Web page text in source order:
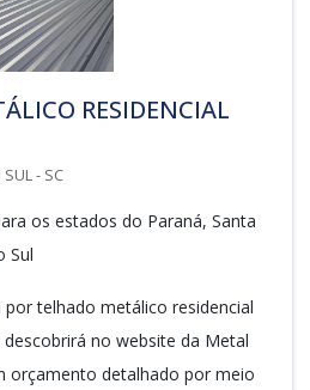
RESIDENCIAL
- SC
os estados do Paraná, Santa
Sul
telhado metálico residencial
no website da Metal
orçamento detalhado por meio